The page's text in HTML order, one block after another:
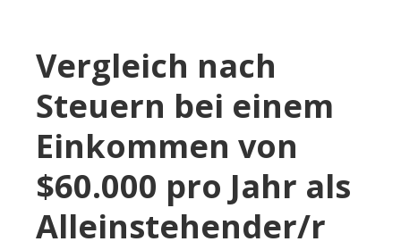
Vergleich nach
Steuern bei einem
Einkommen von
$60.000 pro Jahr als
Alleinstehender/r